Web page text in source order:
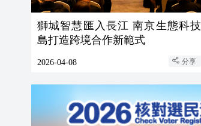
獅城智慧匯入長江 南京生態科技
島打造跨境合作新範式
2026-04-08 分享